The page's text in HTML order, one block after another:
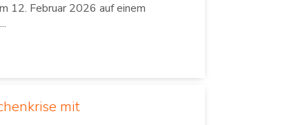
12. Februar 2026 auf einem
mit